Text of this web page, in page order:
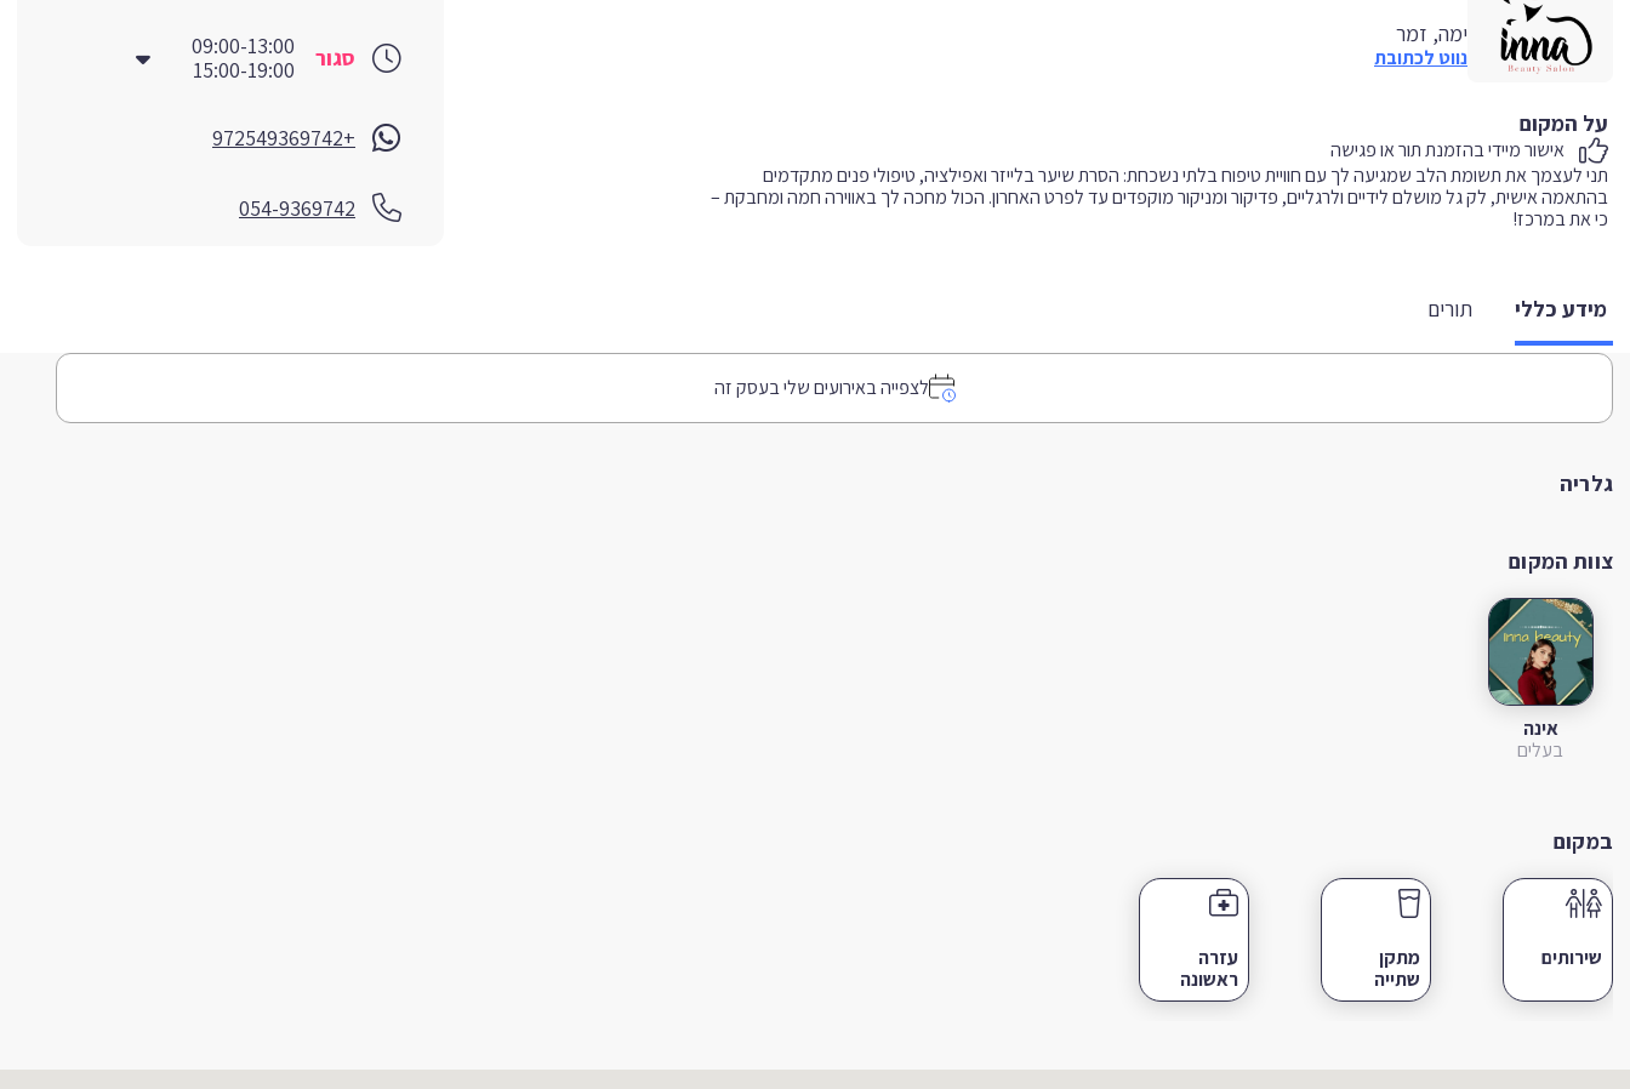
ימה, זמר
נווט לכתובת
על המקום
אישור מיידי בהזמנת תור או פגישה
תני לעצמך את תשומת הלב שמגיעה לך עם חוויית טיפוח בלתי נשכחת: הסרת שיער בלייזר ואפילציה, טיפולי פנים מתקדמים
בהתאמה אישית, לק גל מושלם לידיים ולרגליים, פדיקור ומניקור מוקפדים עד לפרט האחרון. הכול מחכה לך באווירה חמה ומחבקת –
כי את במרכז!
סגור
09:00-13:00
15:00-19:00
+972549369742
054-9369742
מידע כללי תורים
לצפייה באירועים שלי בעסק זה
גלריה
צוות המקום
אינה
בעלים
במקום
שירותים
מתקן
שתייה
עזרה
ראשונה